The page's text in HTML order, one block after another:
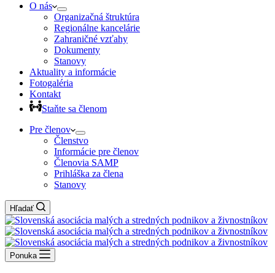
O nás
Organizačná štruktúra
Regionálne kancelárie
Zahraničné vzťahy
Dokumenty
Stanovy
Aktuality a informácie
Fotogaléria
Kontakt
Staňte sa členom
Pre členov
Členstvo
Informácie pre členov
Členovia SAMP
Prihláška za člena
Stanovy
Hľadať
Ponuka